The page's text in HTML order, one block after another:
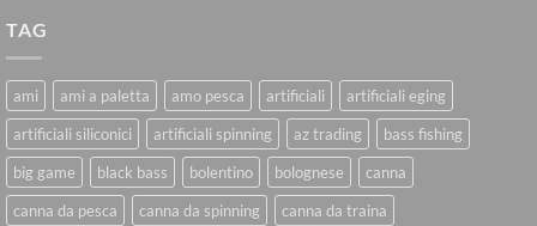
TAG
ami ami a paletta amo pesca artificiali
artificiali eging
artificiali siliconici
artificiali spinning az trading
bass fishing
big game
black bass bolentino bolognese
canna
canna da pesca
canna da spinning
canna da traina